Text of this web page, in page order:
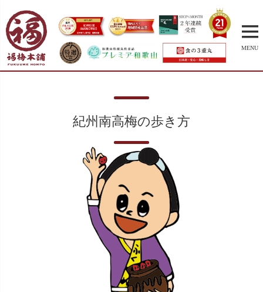
MENU
紀州南高梅の歩き方